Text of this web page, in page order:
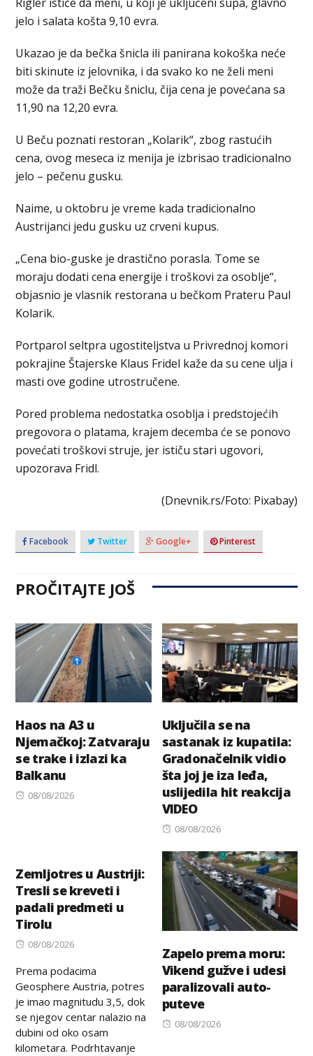
jelo i salata košta 9,10 evra.
Ukazao je da bečka šnicla ili panirana kokoška neće
biti skinute iz jelovnika, i da svako ko ne želi meni
može da traži Bečku šniclu, čija cena je povećana sa
11,90 na 12,20 evra.
U Beču poznati restoran „Kolarik“, zbog rastućih
cena, ovog meseca iz menija je izbrisao tradicionalno
jelo – pečenu gusku.
Naime, u oktobru je vreme kada tradicionalno
Austrijanci jedu gusku uz crveni kupus.
„Cena bio-guske je drastično porasla. Tome se
moraju dodati cena energije i troškovi za osoblje“,
objasnio je vlasnik restorana u bečkom Prateru Paul
Kolarik.
Portparol seltpra ugostiteljstva u Privrednoj komori
pokrajine Štajerske Klaus Fridel kaže da su cene ulja i
masti ove godine utrostručene.
Pored problema nedostatka osoblja i predstojećih
pregovora o platama, krajem decemba će se ponovo
povećati troškovi struje, jer ističu stari ugovori,
upozorava Fridl.
(Dnevnik.rs/Foto: Pixabay)
Facebook Twitter Google+ Pinterest
PROČITAJTE JOŠ
Haos na A3 u
Njemačkoj: Zatvaraju
se trake i izlazi ka
Balkanu
Posted
08/08/2026
Uključila se na
sastanak iz kupatila:
Gradonačelnik vidio
šta joj je iza leđa,
uslijedila hit reakcija
VIDEO
Posted
08/08/2026
Zemljotres u Austriji:
Tresli se kreveti i
padali predmeti u
Tirolu
Posted
08/08/2026
Prema podacima
Geosphere Austria, potres
je imao magnitudu 3,5, dok
se njegov centar nalazio na
dubini od oko osam
kilometara. Podrhtavanje
Zapelo prema moru:
Vikend gužve i udesi
paralizovali auto-
puteve
Posted
08/08/2026